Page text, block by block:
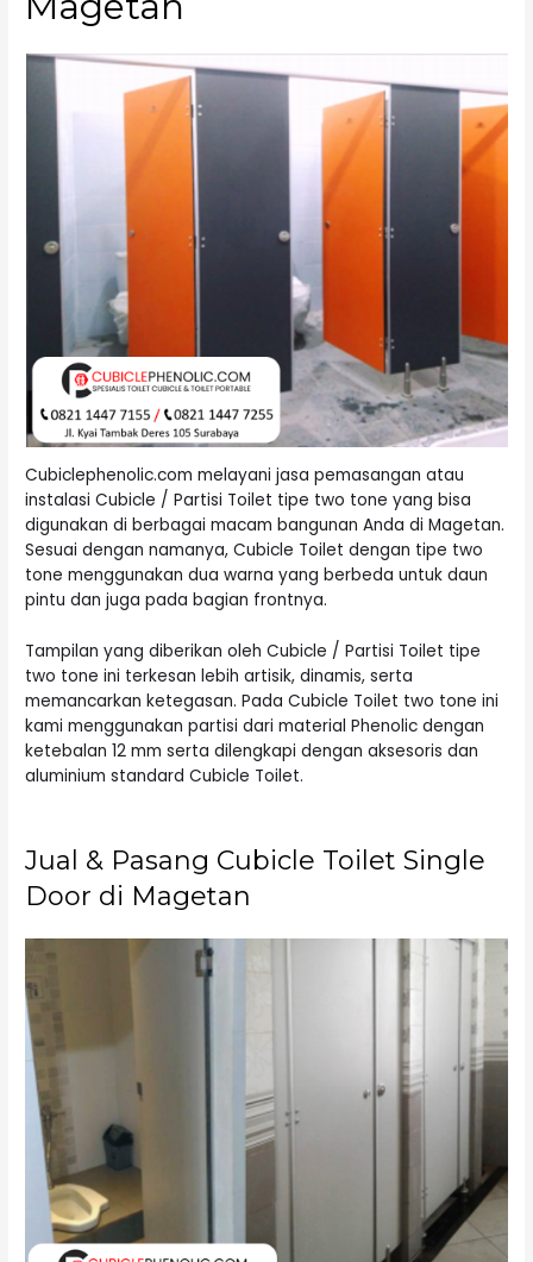
Cubiclephenolic.com melayani jasa pemasangan atau
instalasi Cubicle / Partisi Toilet tipe two tone yang bisa
digunakan di berbagai macam bangunan Anda di Magetan.
Sesuai dengan namanya, Cubicle Toilet dengan tipe two
tone menggunakan dua warna yang berbeda untuk daun
pintu dan juga pada bagian frontnya.
Tampilan yang diberikan oleh Cubicle / Partisi Toilet tipe
two tone ini terkesan lebih artisik, dinamis, serta
memancarkan ketegasan. Pada Cubicle Toilet two tone ini
kami menggunakan partisi dari material Phenolic dengan
ketebalan 12 mm serta dilengkapi dengan aksesoris dan
aluminium standard Cubicle Toilet.
Jual & Pasang Cubicle Toilet Single
Door di Magetan